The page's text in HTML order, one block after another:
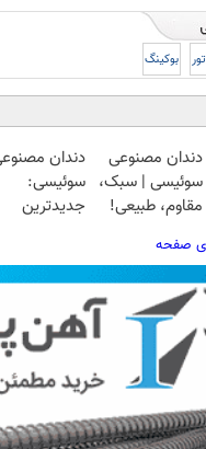
بوکینگ
دندان مصنوعی
سوئیسی | سبک،
مقاوم، طبیعی!
رایگان+پرداخت
اقساطی😍
دندان
سوئیسی:
جدیدترین
پرداخت
صفحه